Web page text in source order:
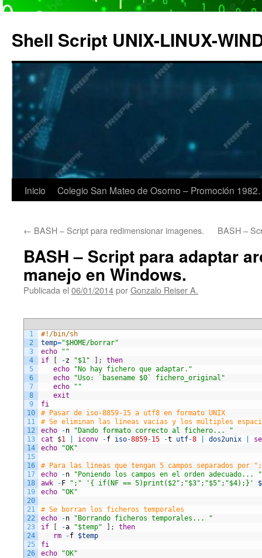
contenido
Shell Script UNIX-LINUX-
Inicio Colegio San Mateo de Osorno – Promoción 1982.
← BASH – Script para redimensionar imagenes. BASH –
BASH – Script para adaptar
manejo en Windows.
Publicada el 06/01/2014porGonzalo Reiser A.
1
2
3
4
5
6
7
8
9
10
11
12
13
14
15
16
17
18
19
20
21
22
23
24
25
26
#!/bin/sh
temp="$HOME/borrar"
echo
""
if
-z "$1" ;
then
echo
"No hay fichero que adaptar."
echo
"Uso: `basename $0` fichero_original"
echo
""
exit
fi
# Pasar de iso-8859-15 a utf8 en formato UNIX
# Se eliminan las líneas vacías y los múltiples
echo
-n
"Dando formato correcto al fichero... "
cat
$1 iconv -f iso-8859-15 -t utf-8 dos2unix
echo
"OK"
# Para las líneas que tengan 5 campos separados por
echo
-n
"Poniendo los campos en el orden adecuado... "
awk
- F ";" '{ if(NF == 5)print($2";"$3";"$5";"$4);}'
echo
"OK"
# Se borran los ficheros temporales
echo
-n
"Borrando ficheros temporales... "
if
-a "$temp" ;
then
rm
-f $temp
fi
echo
"OK"